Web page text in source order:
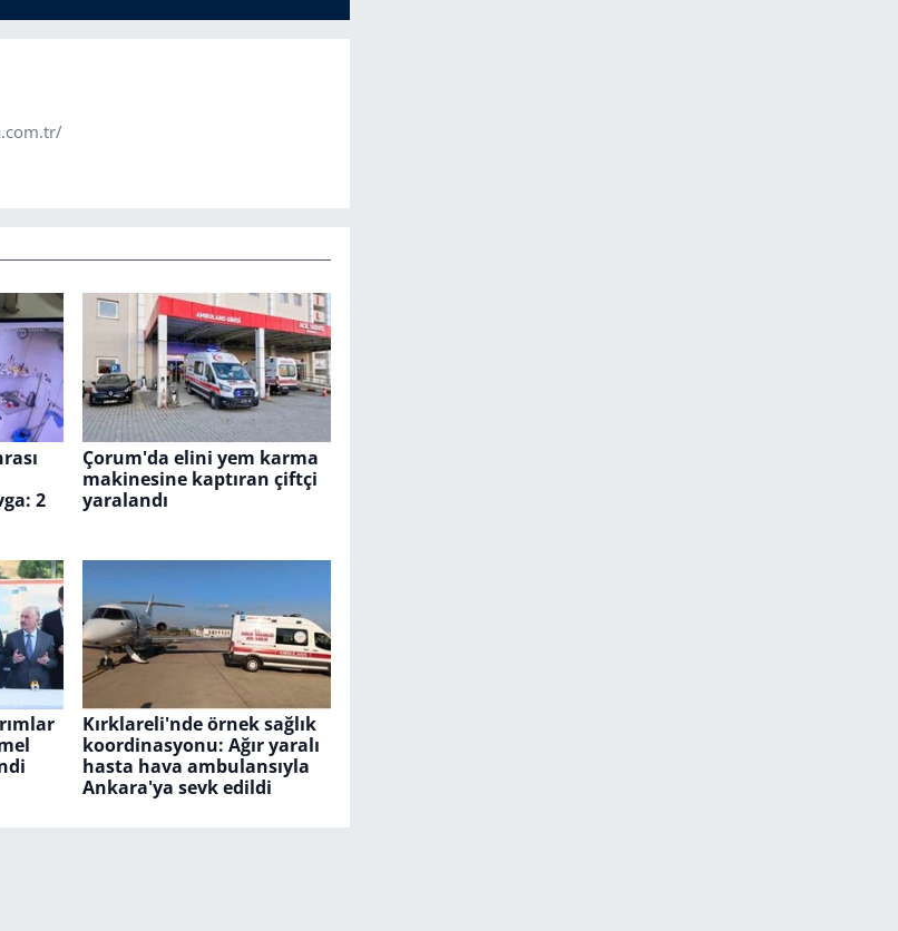
2
Çorum'da elini yem karma
makinesine kaptıran çiftçi
yaralandı
Kırklareli'nde örnek sağlık
koordinasyonu: Ağır yaralı
hasta hava ambulansıyla
Ankara'ya sevk edildi